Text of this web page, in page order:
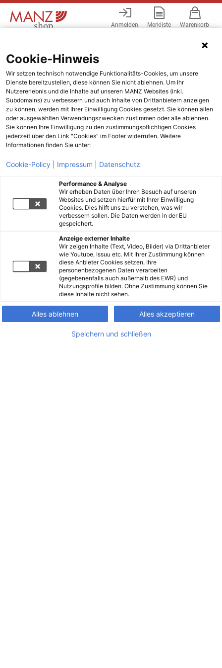
Anmelden Merkliste Warenkorb
Cookie-Hinweis
Wir setzen technisch notwendige Funktionalitäts-Cookies, um unsere
Dienste bereitzustellen, diese können Sie nicht ablehnen. Um Ihr
Nutzererlebnis und die Inhalte auf unseren MANZ Websites (inkl.
Subdomains) zu verbessern und auch Inhalte von Drittanbietern anzeigen
zu können, werden mit Ihrer Einwilligung Cookies gesetzt. Sie können allen
oder ausgewählten Verwendungszwecken zustimmen oder alle ablehnen.
Sie können Ihre Einwilligung zu den zustimmungspflichtigen Cookies
jederzeit über den Link "Cookies" im Footer widerrufen. Weitere
Informationen finden Sie unter:
Cookie-Policy | Impressum | Datenschutz
Performance & Analyse
Wir erheben Daten über Ihren Besuch auf unseren
Websites und setzen hierfür mit Ihrer Einwilligung
Cookies. Dies hilft uns zu verstehen, was wir
verbessern sollen. Die Daten werden in der EU
gespeichert.
Anzeige externer Inhalte
Wir zeigen Inhalte (Text, Video, Bilder) via Drittanbieter
wie Youtube, Issuu etc. Mit Ihrer Zustimmung können
diese Anbieter Cookies setzen, Ihre
personenbezogenen Daten verarbeiten
(gegebenenfalls auch außerhalb des EWR) und
Nutzungsprofile bilden. Ohne Zustimmung können Sie
diese Inhalte nicht sehen.
Alles ablehnen Alles akzeptieren
Speichern und schließen